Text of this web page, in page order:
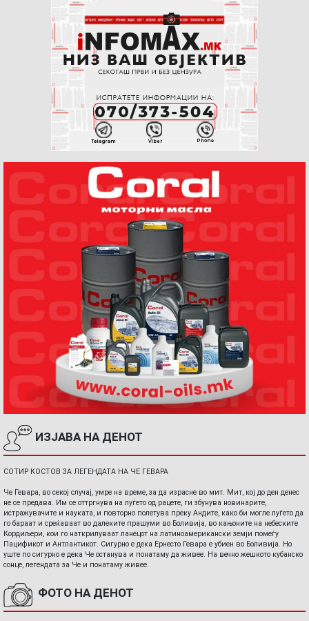
ИЗЈАВА НА ДЕНОТ
СОТИР КОСТОВ ЗА ЛЕГЕНДАТА НА ЧЕ ГЕВАРА
Че Гевара, во секој случај, умре на време, за да израсне во мит. Мит, кој до ден денес
не се предава. Им се оттргнува на луѓето од рацете, ги збунува новинарите,
истражувачите и науката, и повторно полетува преку Андите, како би могле луѓето да
го бараат и среќаваат во далеките прашуми во Боливија, во кањоните на небеските
Кордиљери, кои го наткрилуваат ланецот на латиноамерикански земји помеѓу
Пацификот и Антлантикот. Сигурно е дека Ернесто Гевара е убиен во Боливија. Но
уште по сигурно е дека Че останува и понатаму да живее. На вечно жешкото кубанско
сонце, легендата за Че и понатаму живее.
ФОТО НА ДЕНОТ